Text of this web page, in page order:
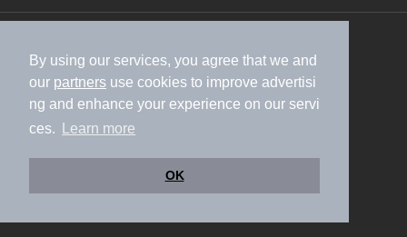
By using our services, you agree that we and
our partners use cookies to improve advertisi
ng and enhance your experience on our servi
ces.
Learn more
OK
加盟店募集（資料請求）
広告出稿のご案内
利用規約
ライフスタイルMEMBERS+規約
特定商取引法に基づく表記
ヘルプ
採用情報
運営会社